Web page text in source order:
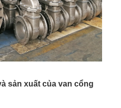
sản xuất của van cổng